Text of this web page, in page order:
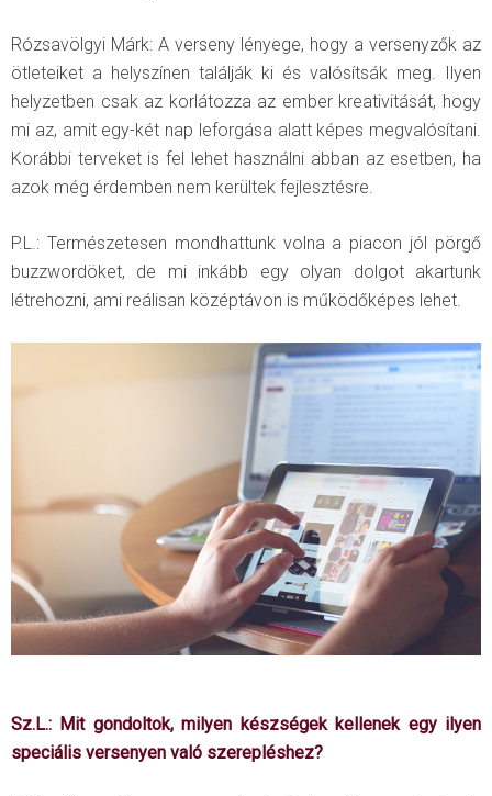
Rózsavölgyi Márk: A verseny lényege, hogy a versenyzők az
ötleteiket a helyszínen találják ki és valósítsák meg. Ilyen
helyzetben csak az korlátozza az ember kreativitását, hogy
mi az, amit egy-két nap leforgása alatt képes megvalósítani.
Korábbi terveket is fel lehet használni abban az esetben, ha
azok még érdemben nem kerültek fejlesztésre.
P.L.: Természetesen mondhattunk volna a piacon jól pörgő
buzzwordöket, de mi inkább egy olyan dolgot akartunk
létrehozni, ami reálisan középtávon is működőképes lehet.
Sz.L.: Mit gondoltok, milyen készségek kellenek egy ilyen
speciális versenyen való szerepléshez?